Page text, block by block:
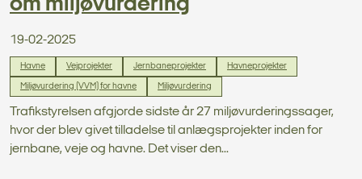
om miljøvurdering
19-02-2025
Havne Vejprojekter Jernbaneprojekter Havneprojekter
Miljøvurdering (VVM) for havne Miljøvurdering
Trafikstyrelsen afgjorde sidste år 27 miljøvurderingssager,
hvor der blev givet tilladelse til anlægsprojekter inden for
jernbane, veje og havne. Det viser den...